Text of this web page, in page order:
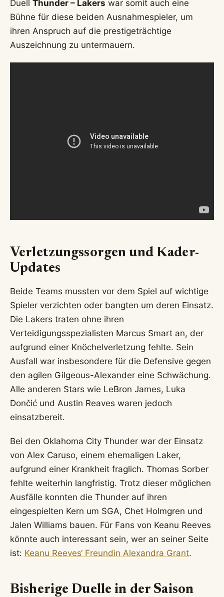
Duell Thunder – Lakers war somit auch eine
Bühne für diese beiden Ausnahmespieler, um
ihren Anspruch auf die prestigeträchtige
Auszeichnung zu untermauern.
Verletzungssorgen und Kader-
Updates
Beide Teams mussten vor dem Spiel auf wichtige
Spieler verzichten oder bangten um deren Einsatz.
Die Lakers traten ohne ihren
Verteidigungsspezialisten Marcus Smart an, der
aufgrund einer Knöchelverletzung fehlte. Sein
Ausfall war insbesondere für die Defensive gegen
den agilen Gilgeous-Alexander eine Schwächung.
Alle anderen Stars wie LeBron James, Luka
Dončić und Austin Reaves waren jedoch
einsatzbereit.
Bei den Oklahoma City Thunder war der Einsatz
von Alex Caruso, einem ehemaligen Laker,
aufgrund einer Krankheit fraglich. Thomas Sorber
fehlte weiterhin langfristig. Trotz dieser möglichen
Ausfälle konnten die Thunder auf ihren
eingespielten Kern um SGA, Chet Holmgren und
Jalen Williams bauen. Für Fans von Keanu Reeves
könnte auch interessant sein, wer an seiner Seite
ist: Keanu Reeves‘ Freundin Alexandra Grant.
Bisherige Duelle in der Saison